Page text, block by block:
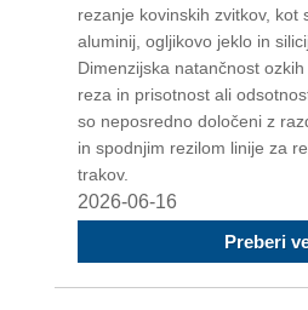
rezanje kovinskih zvitkov, kot
aluminij, ogljikovo jeklo in
Dimenzijska natančnost
reza in prisotnost ali
so neposredno določeni z
in spodnjim rezilom linije za
trakov.
2026-06-16
Preberi